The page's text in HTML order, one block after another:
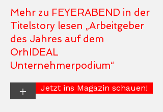
Mehr zu FEYERABEND in der
Titelstory lesen „Arbeitgeber
des Jahres auf dem
OrhIDEAL
Unternehmerpodium“
+ Jetzt ins Magazin schauen!